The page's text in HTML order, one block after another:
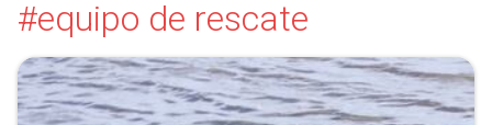
#equipo de rescate